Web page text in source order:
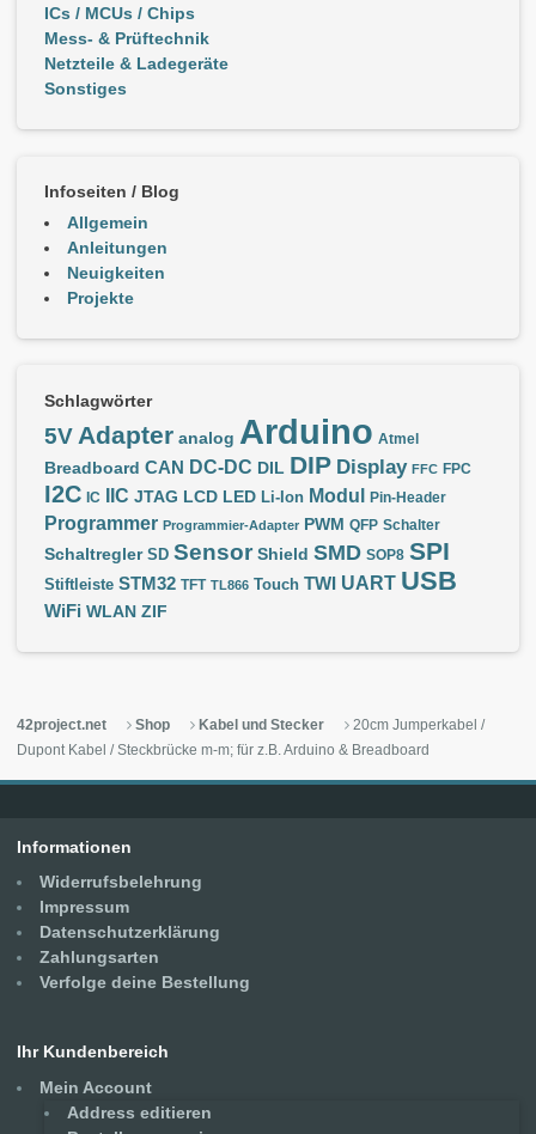
ICs / MCUs / Chips
Mess- & Prüftechnik
Netzteile & Ladegeräte
Sonstiges
Infoseiten / Blog
Allgemein
Anleitungen
Neuigkeiten
Projekte
Schlagwörter
5V Adapter analog Arduino Atmel
Breadboard CAN DC-DC DIL DIP Display FFC FPC
I2C IC IIC JTAG LCD LED Li-Ion Modul Pin-Header
Programmer Programmier-Adapter PWM QFP Schalter
Schaltregler SD Sensor Shield SMD SOP8 SPI
Stiftleiste STM32 TFT TL866 Touch TWI UART USB
WiFi WLAN ZIF
42project.net Shop Kabel und Stecker
20cm Jumperkabel /
Dupont Kabel / Steckbrücke m-m; für z.B. Arduino & Breadboard
Informationen
Widerrufsbelehrung
Impressum
Datenschutzerklärung
Zahlungsarten
Verfolge deine Bestellung
Ihr Kundenbereich
Mein Account
Address editieren